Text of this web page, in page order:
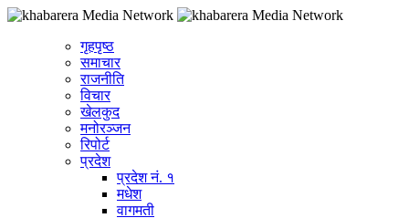
गृहपृष्ठ
समाचार
राजनीति
विचार
खेलकुद
मनोरञ्जन
रिपोर्ट
प्रदेश
प्रदेश नं. १
मधेश
वागमती